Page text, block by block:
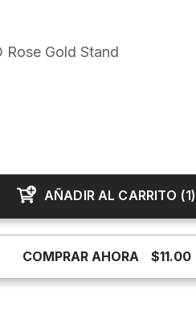
Rose Gold Stand
AÑADIR AL CARRITO (1)
COMPRAR AHORA $11.00